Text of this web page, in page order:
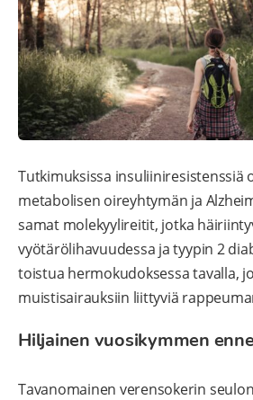
Tutkimuksissa insuliiniresistenssiä
metabolisen oireyhtymän ja
samat molekyylireitit, jotka
vyötärölihavuudessa ja tyypin 2
toistua hermokudoksessa tavalla,
muistisairauksiin liittyviä
Hiljainen vuosikymmen
Tavanomainen verensokerin